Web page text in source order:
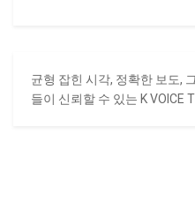
균형 잡힌 시각, 정확한 보도,
들이 신뢰할 수 있는 K VOICE